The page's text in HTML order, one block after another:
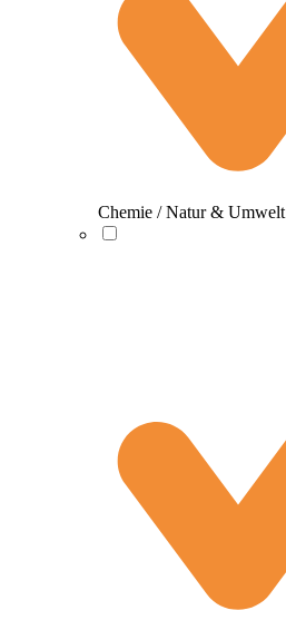
Chemie / Natur & Umwelt